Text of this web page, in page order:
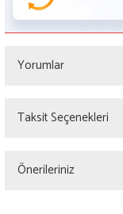
Yorumlar
Taksit Seçenekleri
Önerileriniz